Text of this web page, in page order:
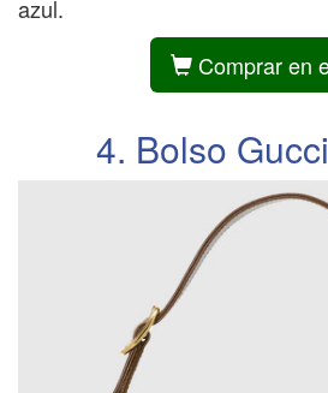
azul.
Comprar en
4. Bolso